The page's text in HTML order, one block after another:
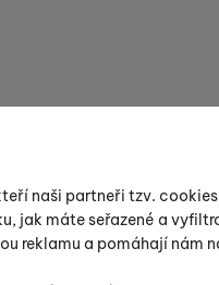
naši partneři tzv.
jak máte seřazené a
reklamu a pomáhají nám